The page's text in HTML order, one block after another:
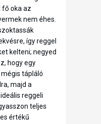
fő oka az
nem éhes.
így reggel
kelteni; negyed
hogy egy
tápláló
majd a
reggeli
teljes
értékű